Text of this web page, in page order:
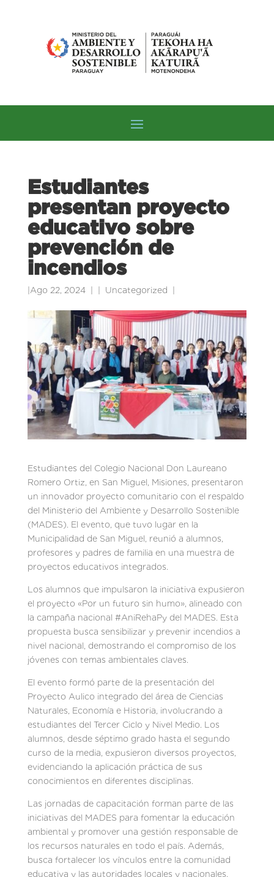
Estudiantes
presentan proyecto
educativo sobre
prevención de
incendios
Ago 22, 2024 Uncategorized
Estudiantes del Colegio Nacional Don Laureano
Romero Ortiz, en San Miguel, Misiones, presentaron
un innovador proyecto comunitario con el respaldo
del Ministerio del Ambiente y Desarrollo Sostenible
(MADES). El evento, que tuvo lugar en la
Municipalidad de San Miguel, reunió a alumnos,
profesores y padres de familia en una muestra de
proyectos educativos integrados.
Los alumnos que impulsaron la iniciativa expusieron
el proyecto «Por un futuro sin humo», alineado con
la campaña nacional #AniRehaPy del MADES. Esta
propuesta busca sensibilizar y prevenir incendios a
nivel nacional, demostrando el compromiso de los
jóvenes con temas ambientales claves.
El evento formó parte de la presentación del
Proyecto Aulico integrado del área de Ciencias
Naturales, Economía e Historia, involucrando a
estudiantes del Tercer Ciclo y Nivel Medio. Los
alumnos, desde séptimo grado hasta el segundo
curso de la media, expusieron diversos proyectos,
evidenciando la aplicación práctica de sus
conocimientos en diferentes disciplinas.
Las jornadas de capacitación forman parte de las
iniciativas del MADES para fomentar la educación
ambiental y promover una gestión responsable de
los recursos naturales en todo el país. Además,
busca fortalecer los vínculos entre la comunidad
educativa y las autoridades locales y nacionales.